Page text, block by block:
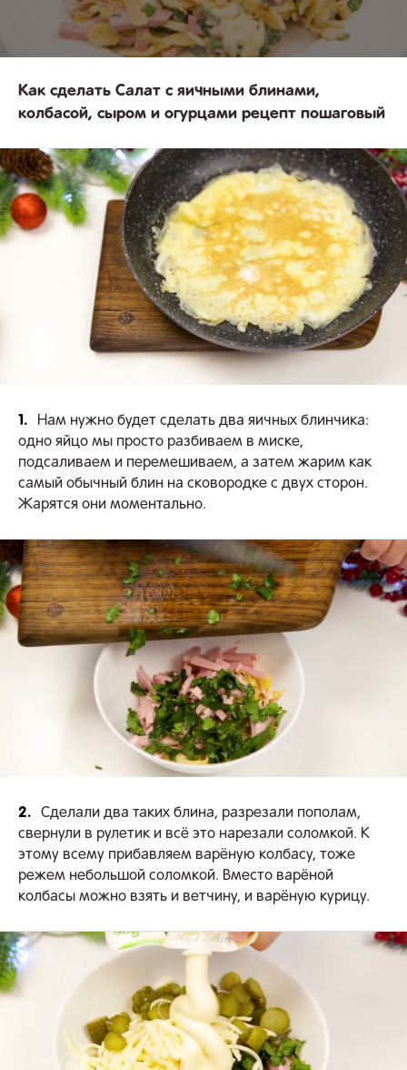
Как сделать Салат с яичными блинами,
колбасой, сыром и огурцами рецепт пошаговый
1.
Нам нужно будет сделать два яичных блинчика:
одно яйцо мы просто разбиваем в миске,
подсаливаем и перемешиваем, а затем жарим как
самый обычный блин на сковородке с двух сторон.
Жарятся они моментально.
2.
Сделали два таких блина, разрезали пополам,
свернули в рулетик и всё это нарезали соломкой. К
этому всему прибавляем варёную колбасу, тоже
режем небольшой соломкой. Вместо варёной
колбасы можно взять и ветчину, и варёную курицу.